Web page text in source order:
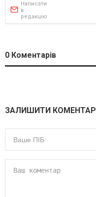
Написати
в
редакцію
0 Коментарів
ЗАЛИШИТИ КОМЕНТАР